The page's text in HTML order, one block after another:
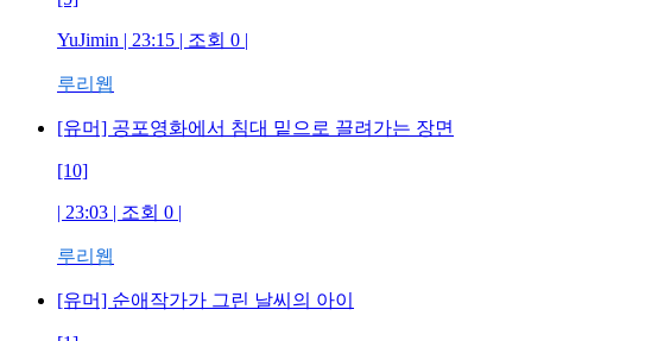
YuJimin | 23:15 | 조회 0 |
루리웹
[유머] 공포영화에서 침대 밑으로 끌려가는 장면
[10]
| 23:03 | 조회 0 |
루리웹
[유머] 순애작가가 그린 날씨의 아이